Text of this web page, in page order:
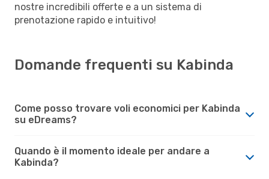
nostre incredibili offerte e a un sistema di
prenotazione rapido e intuitivo!
Domande frequenti su Kabinda
Come posso trovare voli economici per Kabinda
su eDreams?
Quando è il momento ideale per andare a
Kabinda?